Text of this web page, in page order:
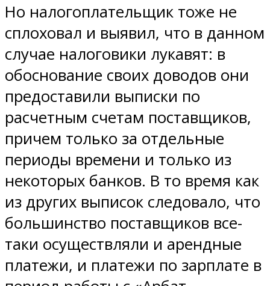
Но налогоплательщик тоже не
сплоховал и выявил, что в данном
случае налоговики лукавят: в
обоснование своих доводов они
предоставили выписки по
расчетным счетам поставщиков,
причем только за отдельные
периоды времени и только из
некоторых банков. В то время как
из других выписок следовало, что
большинство поставщиков все-
таки осуществляли и арендные
платежи, и платежи по зарплате в